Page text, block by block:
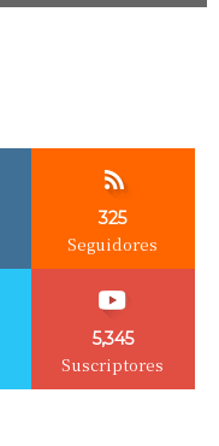
325
Seguidores
5,345
Suscriptores